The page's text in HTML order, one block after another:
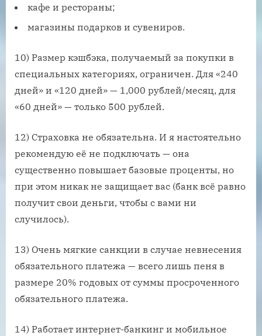
кафе и рестораны;
магазины подарков и сувениров.
10) Размер кэшбэка, получаемый за покупки в
специальных категориях, ограничен. Для «240
дней» и «120 дней» — 1,000 рублей/месяц, для
«60 дней» — только 500 рублей.
12) Страховка не обязательна. И я настоятельно
рекомендую её не подключать — она
существенно повышает базовые проценты, но
при этом никак не защищает вас (банк всё равно
получит свои деньги, чтобы с вами ни
случилось).
13) Очень мягкие санкции в случае невнесения
обязательного платежа — всего лишь пеня в
размере 20% годовых от суммы просроченного
обязательного платежа.
14) Работает интернет-банкинг и мобильное